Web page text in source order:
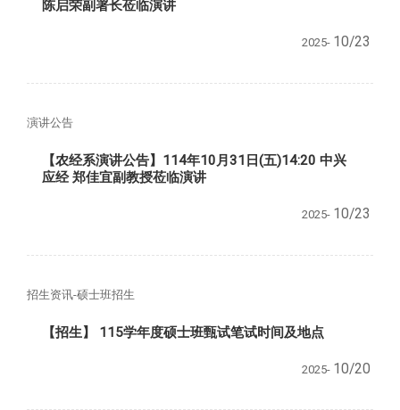
陈启荣副署长莅临演讲
2025- 10/23
演讲公告
【农经系演讲公告】114年10月31日(五)14:20 中兴
应经 郑佳宜副教授莅临演讲
2025- 10/23
招生资讯-硕士班招生
【招生】 115学年度硕士班甄试笔试时间及地点
2025- 10/20